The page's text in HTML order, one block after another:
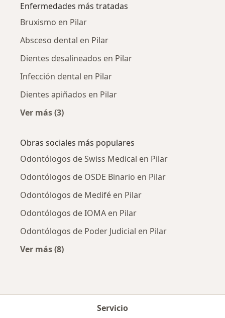
Enfermedades más tratadas
Bruxismo en Pilar
Absceso dental en Pilar
Dientes desalineados en Pilar
Infección dental en Pilar
Dientes apiñados en Pilar
Ver más (3)
Obras sociales más populares
Odontólogos de Swiss Medical en Pilar
Odontólogos de OSDE Binario en Pilar
Odontólogos de Medifé en Pilar
Odontólogos de IOMA en Pilar
Odontólogos de Poder Judicial en Pilar
Ver más (8)
Servicio